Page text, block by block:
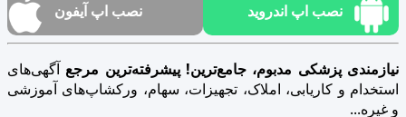
نصب اپ اندروید نصب اپ آیفون
نیازمندی پزشکی مدبوم، جامع‌ترین! پیشرفته‌ترین مرجع آگهی‌های
استخدام و کاریابی، املاک، تجهیزات، سهام، ورکشاپ‌های آموزشی
و غیره...